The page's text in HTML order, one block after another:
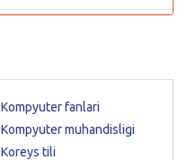
Kompyuter fanlari
Kompyuter muhandisligi
Koreys tili